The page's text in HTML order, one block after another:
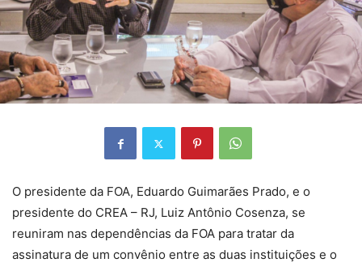
O presidente da FOA, Eduardo Guimarães Prado, e o
presidente do CREA – RJ, Luiz Antônio Cosenza, se
reuniram nas dependências da FOA para tratar da
assinatura de um convênio entre as duas instituições e o